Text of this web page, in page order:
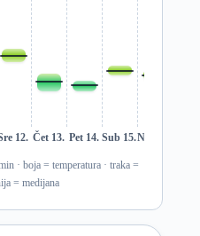
12. Čet 13. Pet 14. Sub 15.Ned 16.
· boja = temperatura · traka =
= medijana